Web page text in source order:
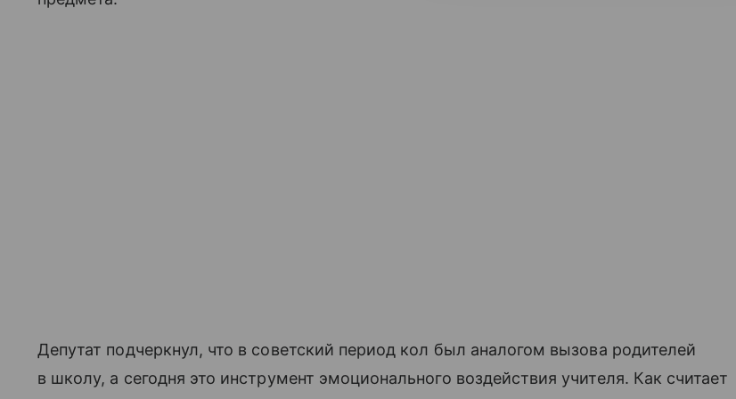
Депутат подчеркнул, что в советский период кол был аналогом вызова родителей
в школу, а сегодня это инструмент эмоционального воздействия учителя. Как считает